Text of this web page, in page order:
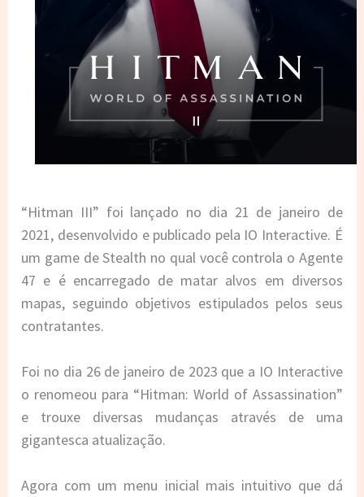
“Hitman III” foi lançado no dia 21 de janeiro de
2021, desenvolvido e publicado pela IO Interactive. É
um game de Stealth no qual você controla o Agente
47 e é encarregado de matar alvos em diversos
mapas, seguindo objetivos estipulados pelos seus
contratantes.
Foi no dia 26 de janeiro de 2023 que a IO Interactive
o renomeou para “Hitman: World of Assassination”
e trouxe diversas mudanças através de uma
gigantesca atualização.
Agora com um menu inicial mais intuitivo que dá